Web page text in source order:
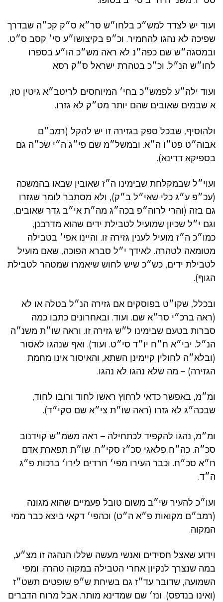
ועוד יש לצדד למש״כ בלחו״ש סר״א ס״ק קכ״ה שבדרך
שפיכה לא נהגו להחמיר. וכ״פ בקיצושו״ע סי׳ קסב ס״ט.
ובמסגה״ש שם כפה״נ לא ראה מש״כ הו״ע בספרו
לחו״ש הנ״ל. וכ״כ בטהרת ישראל ס״ק רסא.
ועוד ילה״ע לפמש״כ בחי׳ המיוחסים לריטב״א גיטין טז,
א שבמים שאובים שהם יותר מט״ק לא גזרו.
ולהוסיף, שבכל ספק בגזירה זו יש להקל (רמב״ם
אבוה״ט פט״ו ה״א. ובמשל״מ שם פי״ג ה״י שכ״ה גם
בספיקא דדינא).
ועוי״ל שבמקלחת שבימינו ה״ז שאובין שבאו בהמשכה
(עכ״פ ע״ג כלי שאי״ל ב״ק), ולא מסתבר לומר שגזרו
גם בזה (והרי לרוה״פ בכה״ג מה״ת אי״ב גדר שאובים.
וגם י״ל שכיון שמועיל לטבילת ידים שהוא מדרבנן,
כמו״כ ה״ז מועיל לענין גזירה זו. והיינו אפי׳ בטבילה
מטומאה לטהרה. לאידך י״ל סברא הפוכה, שאם מועיל
לטבילת ידים, כש״כ שיש לחוש שיאמרו שמטהר לטבילת
הגוף).
ובכלל, שקו״ט בפוסקים אם גזירה הנ״ל בטלה או לא
(ראה ברכ״י סר״א שם. ועוד. ובאחרונים כתבו כמה
סברות בטעם שבימינו ל״ש גזירה זו. וראה שו״ת משנ״ה
הנ״ל. יבי״א ח״ח יו״ד סי״ט. ועוד). ואף שנהגו לאסור
(ובלא״ה לחולין קיימינן השתא, והאיסור אינו מחמת
הגזירה) – מה שלא נהגו לא נהגו.
ומ״מ, באפשר כדאי לרחוץ ראשו לחוד ורובו לחוד,
שבכה״ג לא גזרו (ראה שו״ת צי״א שם סקי״ד).
ומ״מ, נהגו להקפיד לכתחילה – ראה משמ״ש קוידנוב
סכ״ה. כה״ח פלאגי סכ״ז סקי״ח. שו״ת תפארת אדם
ח״א סכ״ח. וכבר העירו מפי׳ חרדים לירו׳ ברכות פ״ג
ה״ד.
ועו״כ להעיר שי״ב משום טובל פעמיים שהוא מגונה
(רמב״ם מקואות פ״א ה״ט) וכהפי׳ דקאי ביצא כבר ממי
המקוה.
וידוע שאצל חסידים ואנשי מעשה שללו הנהגה זו מצ״ע,
במה שנצרך לנקיון אחרי הטבילה במקוה טהרה. ומפי
השמועה, שדובר עד״ז גם בשיחת ש״פ שופטים תשט״ז
(ואינו בנדפס). ונז׳ שם שמדינא מותר. אבל מרוח הדברים